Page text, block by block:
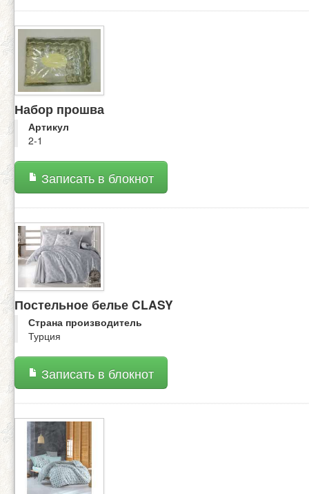
Набор прошва
Артикул
2-1
Записать в блокнот
Постельное белье CLASY
Страна производитель
Турция
Записать в блокнот